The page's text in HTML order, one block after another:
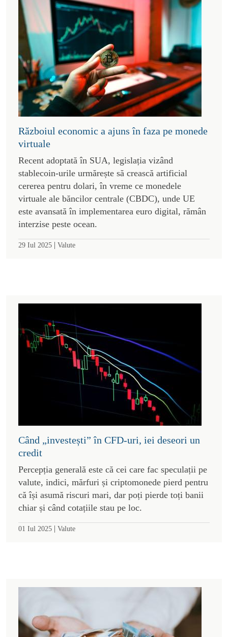
Războiul economic a ajuns în faza pe monede
virtuale
Recent adoptată în SUA, legislația vizând
stablecoin-urile urmărește să crească artificial
cererea pentru dolari, în vreme ce monedele
virtuale ale băncilor centrale (CBDC), unde UE
este avansată în implementarea euro digital, rămân
interzise peste ocean.
29 Iul 2025 | Valute
Când „investești” în CFD-uri, iei deseori un
credit
Percepția generală este că cei care fac speculații pe
valute, indici, mărfuri și criptomonede pierd pentru
că își asumă riscuri mari, dar poți pierde toți banii
chiar și când cotațiile stau pe loc.
01 Iul 2025 | Valute